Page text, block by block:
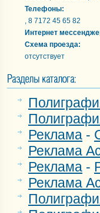
Телефоны:
, 8 7172 45 65 82
Интернет
Схема проезда:
отсутствует
Реклама -
Реклама
Реклама -
Реклама